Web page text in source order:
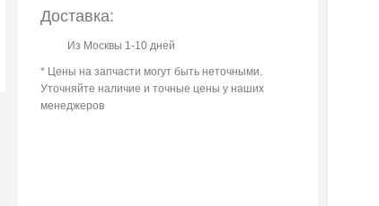
Доставка:
Из Москвы 1-10 дней
* Цены на запчасти могут быть неточными.
Уточняйте наличие и точные цены у наших
менеджеров